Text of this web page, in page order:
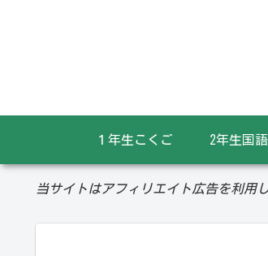
１年生こくご 2年生国語
当サイトはアフィリエイト広告を利用